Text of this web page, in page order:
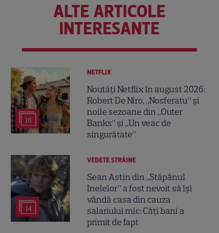
ALTE ARTICOLE
INTERESANTE
16
NETFLIX
Noutăți Netflix în august 2026:
Robert De Niro, „Nosferatu” și
noile sezoane din „Outer
Banks” și „Un veac de
singurătate”
14
VEDETE STRĂINE
Sean Astin din „Stăpânul
Inelelor” a fost nevoit să își
vândă casa din cauza
salariului mic: Câți bani a
primit de fapt